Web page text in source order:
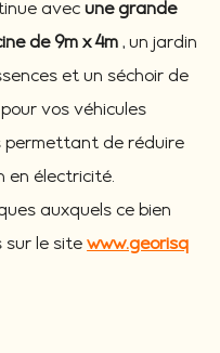
avecune grande
de 9m x 4m, un jardin
et un séchoir de
vos véhicules
de réduire
en électricité.
auxquels ce bien
sur le sitewww.georisq